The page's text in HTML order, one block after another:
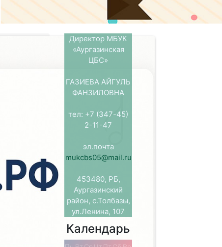
велико.
не
Они
жизни.
бесценным
Директор МБУК
«Аургазинская
ЦБС»
ГАЗИЕВА АЙГУЛЬ
ФАНЗИЛОВНА
тел: +7 (347-45)
2-11-47
эл.почта
mukcbs05@mail.ru
453480, РБ,
Аургазинский
район, с.Толбазы,
ул.Ленина, 107
Календарь